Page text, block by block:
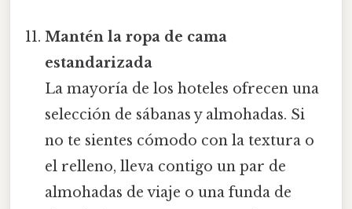
Mantén la ropa de cama
estandarizada
La mayoría de los hoteles ofrecen una
selección de sábanas y almohadas. Si
no te sientes cómodo con la textura o
el relleno, lleva contigo un par de
almohadas de viaje o una funda de